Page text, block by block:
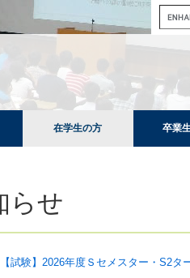
在学生の方 卒業
らせ
【試験】2026年度Ｓセメスター・S2タ